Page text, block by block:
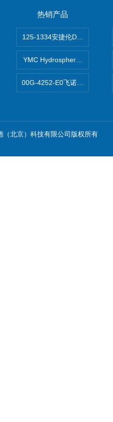
热销产品
125-1334安捷伦DB-624色谱
YMC Hydrosphere C18亲水
00G-4252-E0飞诺美Luna
北京）科技有限公司版权所有